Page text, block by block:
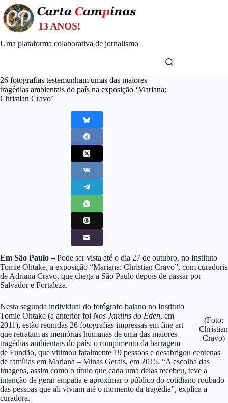
Skip
to
content
Uma plataforma colaborativa de jornalismo
26 fotografias testemunham umas das maiores
tragédias ambientais do país na exposição ‘Mariana:
Christian Cravo’
Em São Paulo –Pode ser vista até o dia 27 de outubro, no Instituto
Tomie Ohtake, a exposição “Mariana: Christian Cravo”, com curadoria
de Adriana Cravo, que chega a São Paulo depois de passar por
Salvador e Fortaleza.
(Foto:
Christian
Cravo)
Nesta segunda individual do fotógrafo baiano no Instituto
Tomie Ohtake (a anterior foi Nos Jardins do Éden, em
2011), estão reunidas 26 fotografias impressas em fine art
que retratam as memórias humanas de uma das maiores
tragédias ambientais do país: o rompimento da barragem
de Fundão, que vitimou fatalmente 19 pessoas e desabrigou centenas
de famílias em Mariana – Minas Gerais, em 2015. “A escolha das
imagens, assim como o título que cada uma delas recebeu, teve a
intenção de gerar empatia e aproximar o público do cotidiano roubado
das pessoas que ali viviam até o momento da tragédia”, explica a
curadora.